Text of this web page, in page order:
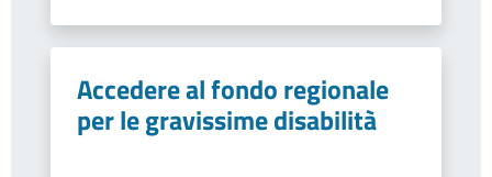
Accedere al fondo regionale
per le gravissime disabilità